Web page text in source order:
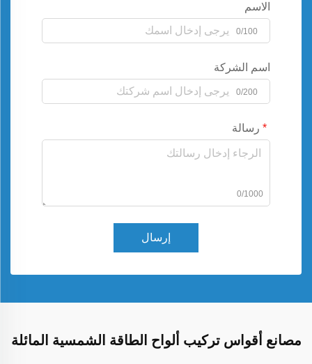
الاسم
0/100
اسم الشركة
0/200
رسالة
0/1000
إرسال
مصانع أقواس تركيب ألواح الطاقة الشمسية المائلة